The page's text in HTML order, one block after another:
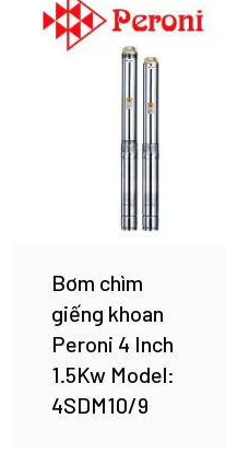
Bơm chìm
giếng khoan
Peroni 4 Inch
1.5Kw Model:
4SDM10/9